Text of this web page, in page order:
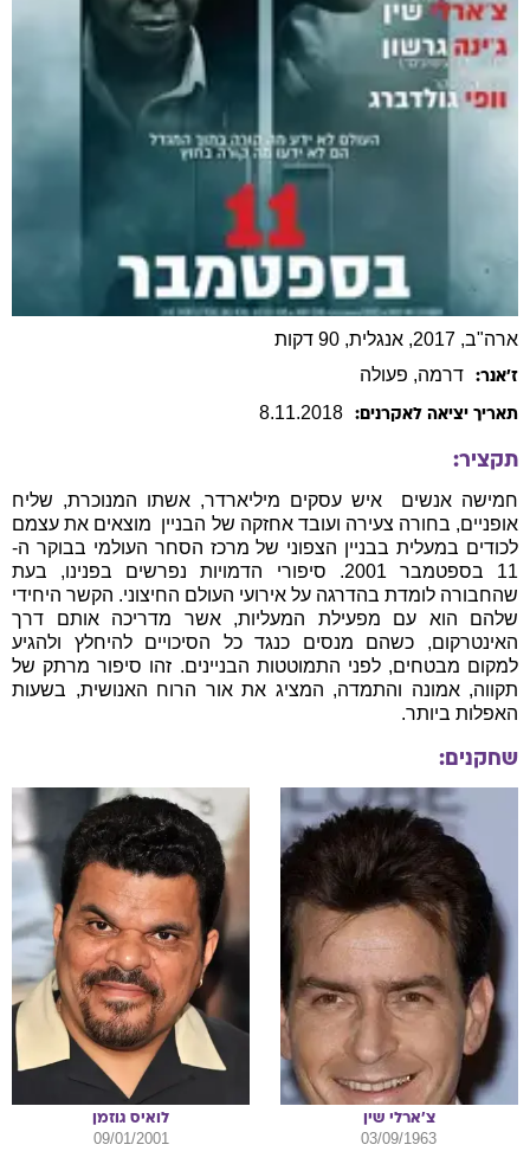
ארה"ב, 2017, אנגלית, 90 דקות
ז׳אנר: דרמה, פעולה
תאריך יציאה לאקרנים: 8.11.2018
תקציר:
חמישה אנשים  איש עסקים מיליארדר, אשתו המנוכרת, שליח
אופניים, בחורה צעירה ועובד אחזקה של הבניין  מוצאים את עצמם
לכודים במעלית בבניין הצפוני של מרכז הסחר העולמי בבוקר ה-
11 בספטמבר 2001. סיפורי הדמויות נפרשים בפנינו, בעת
שהחבורה לומדת בהדרגה על אירועי העולם החיצוני. הקשר היחידי
שלהם הוא עם מפעילת המעליות, אשר מדריכה אותם דרך
האינטרקום, כשהם מנסים כנגד כל הסיכויים להיחלץ ולהגיע
למקום מבטחים, לפני התמוטטות הבניינים. זהו סיפור מרתק של
תקווה, אמונה והתמדה, המציג את אור הרוח האנושית, בשעות
האפלות ביותר.
שחקנים:
צ'ארלי שין
03/09/1963
לואיס גוזמן
09/01/2001